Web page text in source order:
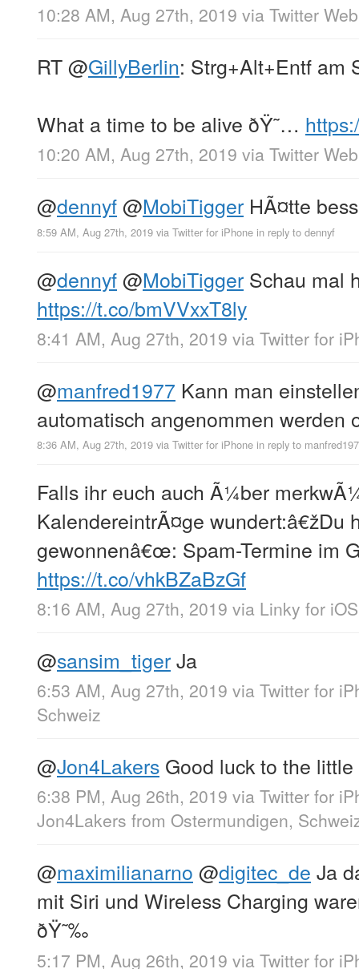
10:28 AM, Aug 27th, 2019 via Twitter
RT@GillyBerlin: Strg+Alt+Entf am
What a time to be alive ðŸ˜…
10:20 AM, Aug 27th, 2019 via Twitter
@dennyf@MobiTigger HÃ¤tte
8:59 AM, Aug 27th, 2019 via Twitter for iPhone in reply to dennyf
@dennyf@MobiTigger Schau mal
https://t.co/bmVVxxT8ly
8:41 AM, Aug 27th, 2019 via Twitter for
@manfred1977 Kann man
automatisch angenommen werden
8:36 AM, Aug 27th, 2019 via Twitter for iPhone in reply to
Falls ihr euch auch Ã¼ber
KalendereintrÃ¤ge wundert:â€žDu
gewonnenâ€œ: Spam-Termine im
https://t.co/vhkBZaBzGf
8:16 AM, Aug 27th, 2019 via Linky for iOS
@sansim_tigerJa
6:53 AM, Aug 27th, 2019 via Twitter for
Schweiz
@Jon4Lakers Good luck to the
6:38 PM, Aug 26th, 2019 via Twitter for
Jon4Lakers from Ostermundigen,
@maximilianarno @digitec_de Ja
mit Siri und Wireless Charging
ðŸ˜‰
5:17 PM, Aug 26th, 2019 via Twitter for